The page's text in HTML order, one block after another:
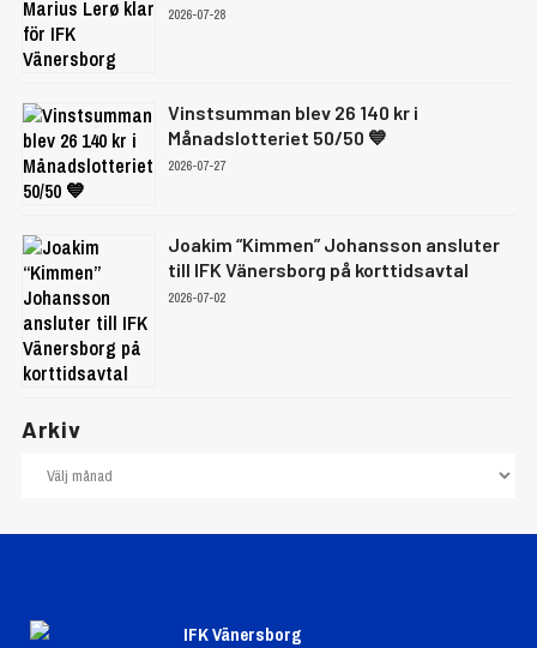
2026-07-28
Vinstsumman blev 26 140 kr i
Månadslotteriet 50/50 💙
2026-07-27
Joakim “Kimmen” Johansson ansluter
till IFK Vänersborg på korttidsavtal
2026-07-02
Arkiv
IFK Vänersborg